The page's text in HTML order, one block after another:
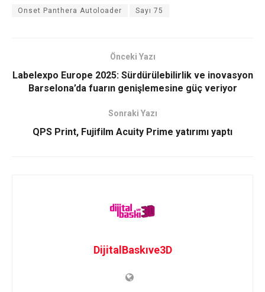
Onset Panthera Autoloader Sayı 75
Önceki Yazı
Labelexpo Europe 2025: Sürdürülebilirlik ve inovasyon
Barselona’da fuarın genişlemesine güç veriyor
Sonraki Yazı
QPS Print, Fujifilm Acuity Prime yatırımı yaptı
DijitalBaskıve3D